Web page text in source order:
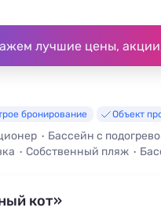
лучшие цены,
ул. Торговая, д. 120
- 20 м • До центра - 912 м
бронирование Объект
Бассейн с
Собственный пляж
кот»